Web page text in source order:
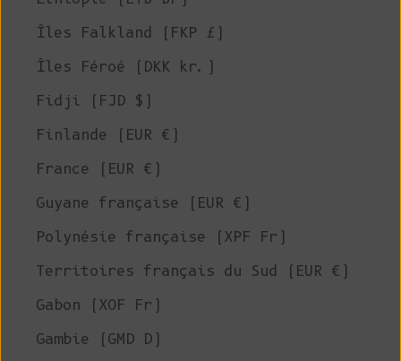
Îles Falkland (FKP £)
Îles Féroé (DKK kr.)
Fidji (FJD $)
Finlande (EUR €)
France (EUR €)
Guyane française (EUR €)
Polynésie française (XPF Fr)
Territoires français du Sud (EUR €)
Gabon (XOF Fr)
Gambie (GMD D)